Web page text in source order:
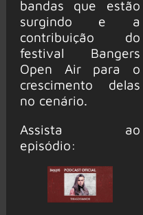
bandas que estão
surgindo e a
contribuição do
festival Bangers
Open Air para o
crescimento delas
no cenário.
Assista ao
episódio: